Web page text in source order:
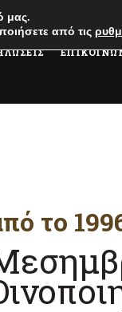
το
μας.
από τις